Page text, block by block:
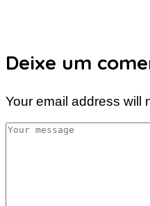
Deixe um
Your email address will